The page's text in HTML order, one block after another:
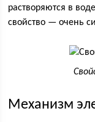
растворяются в
свойство — очень
Механизм